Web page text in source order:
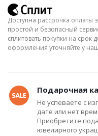
Доступна рассрочка оплаты
простой и безопасный
сплитовать покупки на срок
оформления уточняйте у
Подарочная
Не успеваете с
дате или нет
Приобретите
ювелирного